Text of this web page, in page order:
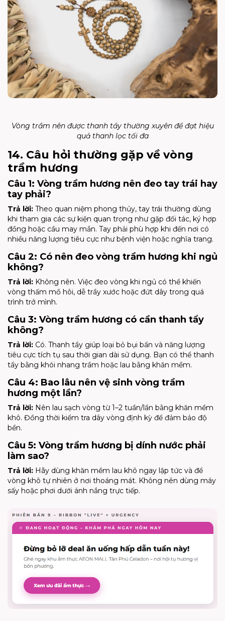
Vòng trầm nên được thanh tẩy thường xuyên để đạt hiệu
quả thanh lọc tối đa
14. Câu hỏi thường gặp về vòng
trầm hương
Câu 1: Vòng trầm hương nên đeo tay trái hay
tay phải?
Trả lời: Theo quan niệm phong thủy, tay trái thường dùng
khi tham gia các sự kiện quan trọng như gặp đối tác, ký hợp
đồng hoặc cầu may mắn. Tay phải phù hợp khi đến nơi có
nhiều năng lượng tiêu cực như bệnh viện hoặc nghĩa trang.
Câu 2: Có nên đeo vòng trầm hương khi ngủ
không?
Trả lời: Không nên. Việc đeo vòng khi ngủ có thể khiến
vòng thấm mồ hôi, dễ trầy xước hoặc đứt dây trong quá
trình trở mình.
Câu 3: Vòng trầm hương có cần thanh tẩy
không?
Trả lời: Có. Thanh tẩy giúp loại bỏ bụi bẩn và năng lượng
tiêu cực tích tụ sau thời gian dài sử dụng. Bạn có thể thanh
tẩy bằng khói nhang trầm hoặc lau bằng khăn mềm.
Câu 4: Bao lâu nên vệ sinh vòng trầm
hương một lần?
Trả lời: Nên lau sạch vòng từ 1–2 tuần/lần bằng khăn mềm
khô. Đồng thời kiểm tra dây vòng định kỳ để đảm bảo độ
bền.
Câu 5: Vòng trầm hương bị dính nước phải
làm sao?
Trả lời: Hãy dùng khăn mềm lau khô ngay lập tức và để
vòng khô tự nhiên ở nơi thoáng mát. Không nên dùng máy
sấy hoặc phơi dưới ánh nắng trực tiếp.